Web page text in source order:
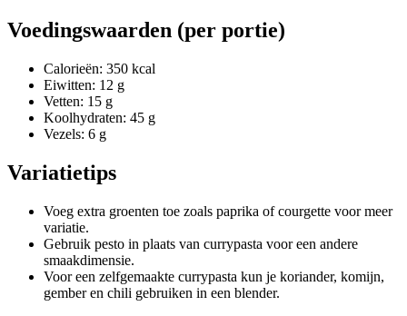
Voedingswaarden (per portie)
Calorieën: 350 kcal
Eiwitten: 12 g
Vetten: 15 g
Koolhydraten: 45 g
Vezels: 6 g
Variatietips
Voeg extra groenten toe zoals paprika of courgette voor meer
variatie.
Gebruik pesto in plaats van currypasta voor een andere
smaakdimensie.
Voor een zelfgemaakte currypasta kun je koriander, komijn,
gember en chili gebruiken in een blender.